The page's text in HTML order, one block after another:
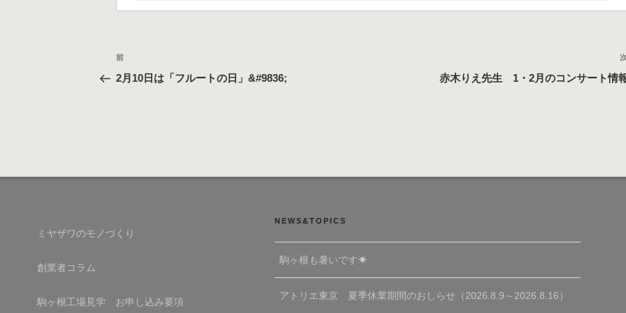
投
稿
過
去
前
2月10日は「フルートの日」&#9836; 赤木りえ先生 1・2月のコンサート情
ミヤザワのモノづくり
創業者コラム
駒ヶ根工場見学 お申し込み要項
NEWS&TOPICS
駒ヶ根も暑いです☀
アトリエ東京 夏季休業期間のおしらせ（2026.8.9～2026.8.16）